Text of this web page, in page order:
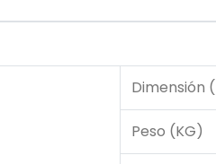
Dimensión
Peso (KG)